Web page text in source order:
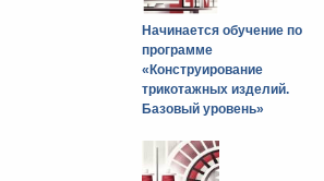
Начинается обучение по
программе
«Конструирование
трикотажных изделий.
Базовый уровень»